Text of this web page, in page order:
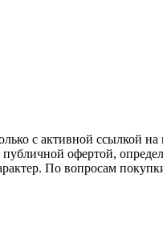
с активной ссылкой
офертой,
По вопросам